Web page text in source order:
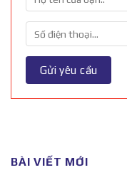
BÀI VIẾT MỚI